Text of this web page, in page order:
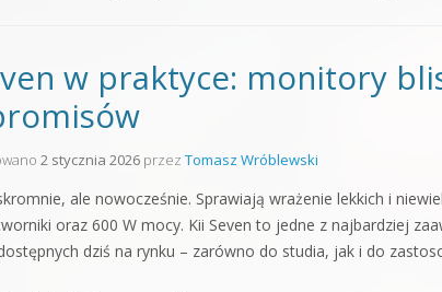
Kontakt 5 Kompendium
w praktyce: monitory
2 stycznia 2026 przez Tomasz Wróblewski
ale nowocześnie. Sprawiają wrażenie lekkich i
oraz 600 W mocy. Kii Seven to jedne z najbardziej
dziś na rynku – zarówno do studia, jak i do